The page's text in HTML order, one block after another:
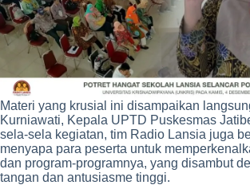
Materi yang krusial ini disampaikan
Kurniawati, Kepala UPTD Puskesmas
sela-sela kegiatan, tim Radio Lansia juga
menyapa para peserta untuk
dan program-programnya, yang disambut
tangan dan antusiasme tinggi.